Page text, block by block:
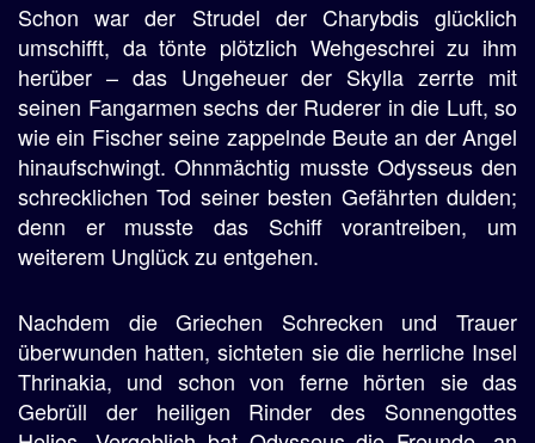
Schon war der Strudel der Charybdis glücklich
umschifft, da tönte plötzlich Wehgeschrei zu ihm
herüber – das Ungeheuer der Skylla zerrte mit
seinen Fangarmen sechs der Ruderer in die Luft, so
wie ein Fischer seine zappelnde Beute an der Angel
hinaufschwingt. Ohnmächtig musste Odysseus den
schrecklichen Tod seiner besten Gefährten dulden;
denn er musste das Schiff vorantreiben, um
weiterem Unglück zu entgehen.
Nachdem die Griechen Schrecken und Trauer
überwunden hatten, sichteten sie die herrliche Insel
Thrinakia, und schon von ferne hörten sie das
Gebrüll der heiligen Rinder des Sonnengottes